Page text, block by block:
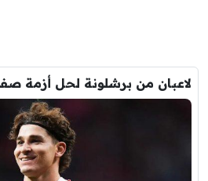
لاعبان من برشلونة لحل أزمة